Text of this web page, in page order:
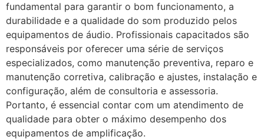
fundamental para garantir o bom funcionamento, a
durabilidade e a qualidade do som produzido pelos
equipamentos de áudio. Profissionais capacitados são
responsáveis por oferecer uma série de serviços
especializados, como manutenção preventiva, reparo e
manutenção corretiva, calibração e ajustes, instalação e
configuração, além de consultoria e assessoria.
Portanto, é essencial contar com um atendimento de
qualidade para obter o máximo desempenho dos
equipamentos de amplificação.